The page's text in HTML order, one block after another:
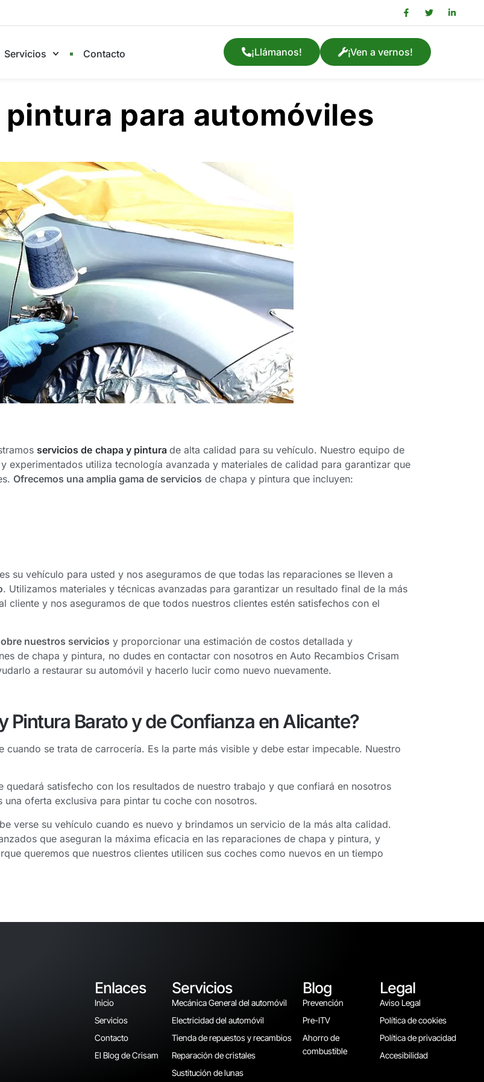
Servicios Contacto ¡Llámanos! ¡Ven a vernos!
para automóviles
servicios de chapa y pintura de alta calidad para su vehículo. Nuestro equipo de
experimentados utiliza tecnología avanzada y materiales de calidad para garantizar que
Ofrecemos una amplia gama de servicios de chapa y pintura que incluyen:
su vehículo para usted y nos aseguramos de que todas las reparaciones se lleven a
. Utilizamos materiales y técnicas avanzadas para garantizar un resultado final de la más
cliente y nos aseguramos de que todos nuestros clientes estén satisfechos con el
nuestros servicios y proporcionar una estimación de costos detallada y
de chapa y pintura, no dudes en contactar con nosotros en Auto Recambios Crisam
a restaurar su automóvil y hacerlo lucir como nuevo nuevamente.
Pintura Barato y de Confianza en Alicante?
se trata de carrocería. Es la parte más visible y debe estar impecable. Nuestro
quedará satisfecho con los resultados de nuestro trabajo y que confiará en nosotros
oferta exclusiva para pintar tu coche con nosotros.
verse su vehículo cuando es nuevo y brindamos un servicio de la más alta calidad.
que aseguran la máxima eficacia en las reparaciones de chapa y pintura, y
queremos que nuestros clientes utilicen sus coches como nuevos en un tiempo
Enlaces
Inicio
Servicios
Contacto
El Blog de Crisam
Servicios
Mecánica General del automóvil
Electricidad del automóvil
Tienda de repuestos y recambios
Reparación de cristales
Sustitución de lunas
Blog
Prevención
Pre-ITV
Ahorro de
combustible
Legal
Aviso Legal
Política de cookies
Política de privacidad
Accesibilidad